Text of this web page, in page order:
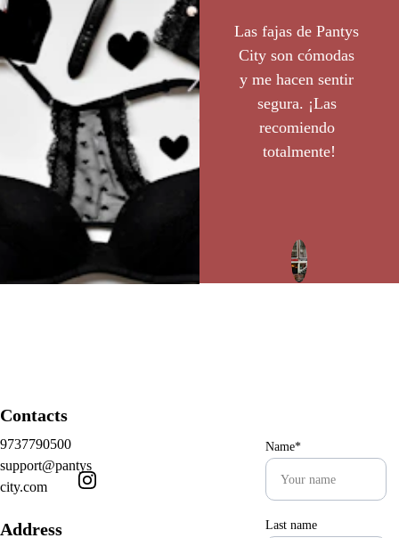
Las fajas de Pantys
City son cómodas
y me hacen sentir
segura. ¡Las
recomiendo
totalmente!
Address
Contacts
9737790500
support@pantys
city.com
Name*
Last name